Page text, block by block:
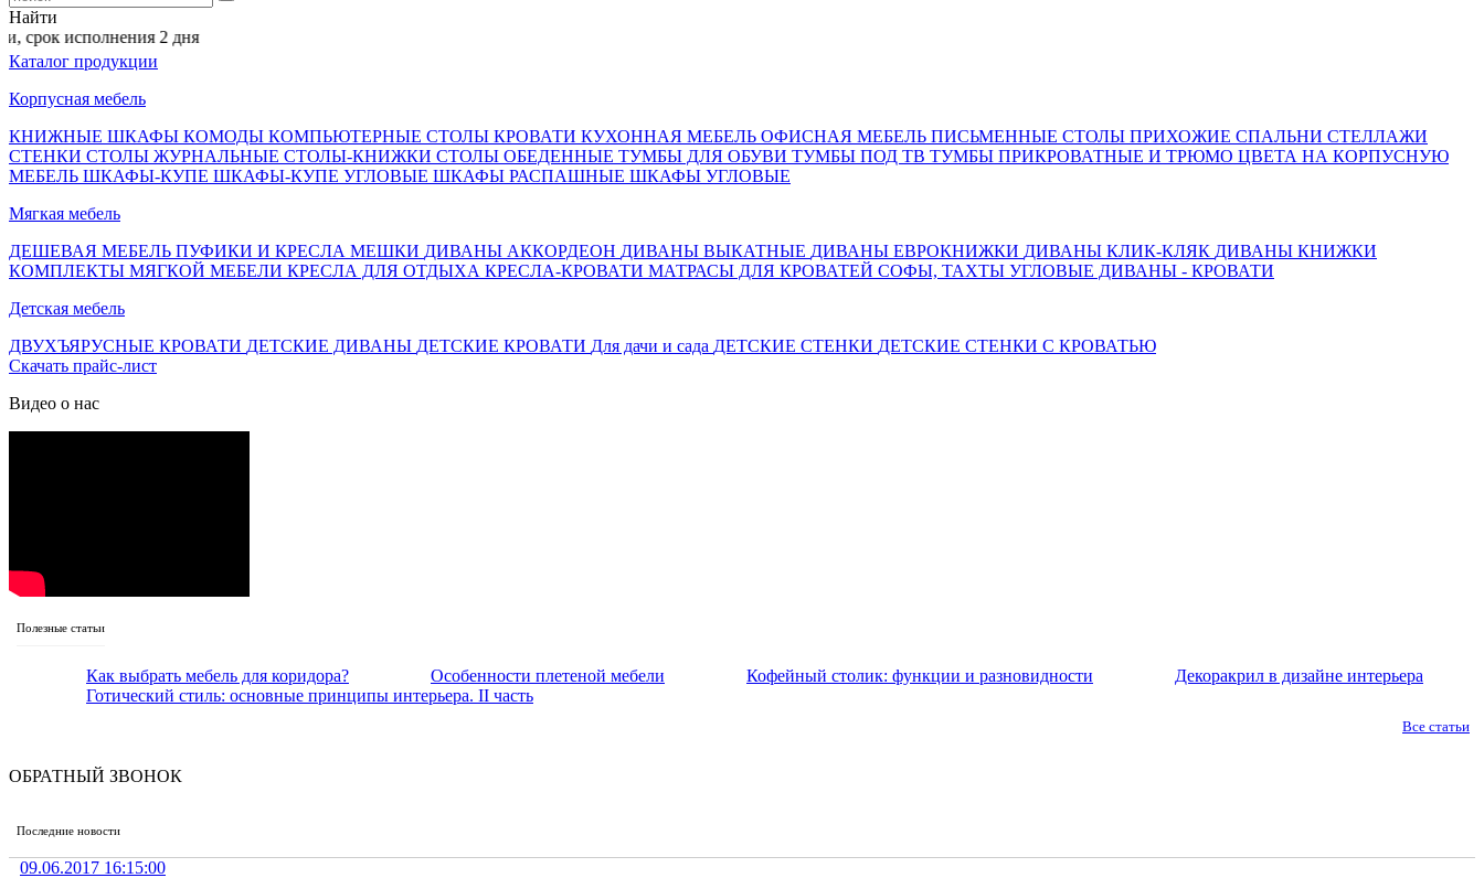
Найти
исполнения 2 дня
Каталог продукции
Корпусная мебель
КНИЖНЫЕ ШКАФЫ КОМОДЫ КОМПЬЮТЕРНЫЕ СТОЛЫ КРОВАТИ КУХОННАЯ МЕБЕЛЬ ОФИСНАЯ МЕБЕЛЬ ПИСЬМЕННЫЕ СТОЛЫ ПРИХОЖИЕ СПАЛЬНИ СТЕЛЛАЖИ
СТЕНКИ СТОЛЫ ЖУРНАЛЬНЫЕ СТОЛЫ-КНИЖКИ СТОЛЫ ОБЕДЕННЫЕ ТУМБЫ ДЛЯ ОБУВИ ТУМБЫ ПОД ТВ ТУМБЫ ПРИКРОВАТНЫЕ И ТРЮМО ЦВЕТА НА КОРПУСНУЮ
МЕБЕЛЬ ШКАФЫ-КУПЕ ШКАФЫ-КУПЕ УГЛОВЫЕ ШКАФЫ РАСПАШНЫЕ ШКАФЫ УГЛОВЫЕ
Мягкая мебель
ДЕШЕВАЯ МЕБЕЛЬ ПУФИКИ И КРЕСЛА МЕШКИ ДИВАНЫ АККОРДЕОН ДИВАНЫ ВЫКАТНЫЕ ДИВАНЫ ЕВРОКНИЖКИ ДИВАНЫ КЛИК-КЛЯК ДИВАНЫ КНИЖКИ
КОМПЛЕКТЫ МЯГКОЙ МЕБЕЛИ КРЕСЛА ДЛЯ ОТДЫХА КРЕСЛА-КРОВАТИ МАТРАСЫ ДЛЯ КРОВАТЕЙ СОФЫ, ТАХТЫ УГЛОВЫЕ ДИВАНЫ - КРОВАТИ
Детская мебель
ДВУХЪЯРУСНЫЕ КРОВАТИ ДЕТСКИЕ ДИВАНЫ ДЕТСКИЕ КРОВАТИ Для дачи и сада ДЕТСКИЕ СТЕНКИ ДЕТСКИЕ СТЕНКИ С КРОВАТЬЮ
Скачать прайс-лист
Видео о нас
Полезные статьи
Как выбрать мебель для коридора? Особенности плетеной мебели Кофейный столик: функции и разновидности
Декоракрил в дизайне интерьера
Готический стиль: основные принципы интерьера. II часть
Все статьи
ОБРАТНЫЙ ЗВОНОК
Последние новости
09.06.2017 16:15:00